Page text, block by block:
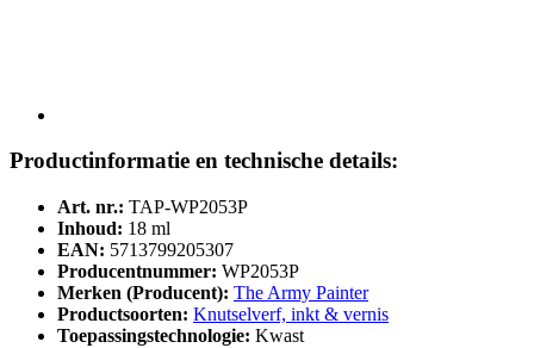
Productinformatie en technische details:
Art. nr.: TAP-WP2053P
Inhoud: 18 ml
EAN: 5713799205307
Producentnummer: WP2053P
Merken (Producent): The Army Painter
Productsoorten: Knutselverf, inkt & vernis
Toepassingstechnologie: Kwast